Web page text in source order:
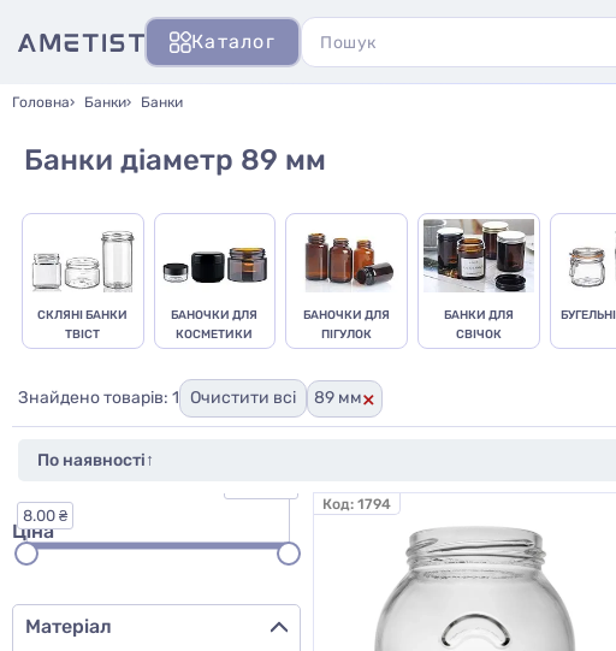
Каталог
Головна Банки Банки
Банки діаметр 89 мм
СКЛЯНІ БАНКИ
ТВІСТ
БАНОЧКИ ДЛЯ
КОСМЕТИКИ
БАНОЧКИ ДЛЯ
ПІГУЛОК
БАНКИ ДЛЯ
СВІЧОК
Знайдено товарів: 1 Очистити всі 89 мм×
Ціна
8.00 ₴
Матеріал
Код: 1794